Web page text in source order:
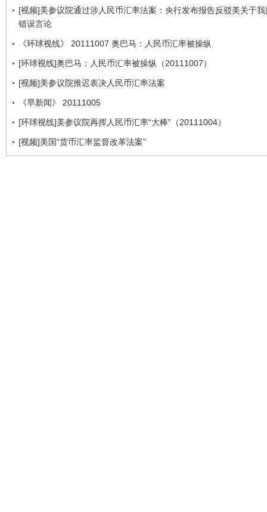
[视频]美参议院通过涉人民币汇率法案：央行发布报告反驳美关于
错误言论
《环球视线》 20111007 奥巴马：人民币汇率被操纵
[环球视线]奥巴马：人民币汇率被操纵（20111007）
[视频]美参议院推迟表决人民币汇率法案
《早新闻》 20111005
[环球视线]美参议院再挥人民币汇率“大棒”（20111004）
[视频]美国“货币汇率监督改革法案”